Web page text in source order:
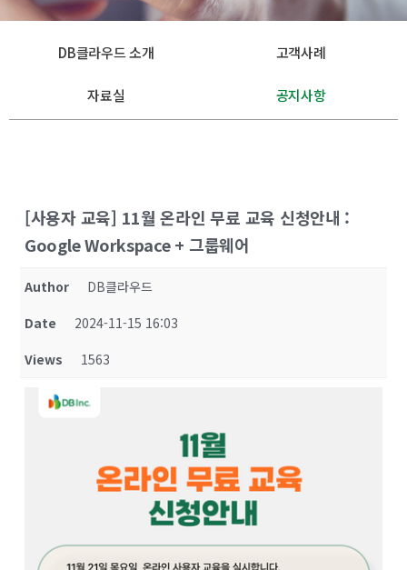
DB클라우드 소개 고객사례
자료실 공지사항
[사용자 교육] 11월 온라인 무료 교육 신청안내 :
Google Workspace + 그룹웨어
Author
DB클라우드
Date
2024-11-15 16:03
Views
1563